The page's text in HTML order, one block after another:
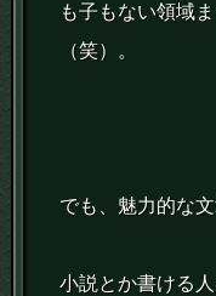
も子もない領域
（笑）。
でも、魅力的な
小説とか書ける人